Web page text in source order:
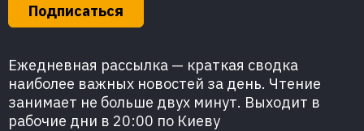
Подписаться
Ежедневная рассылка — краткая сводка
наиболее важных новостей за день. Чтение
занимает не больше двух минут. Выходит в
рабочие дни в 20:00 по Киеву